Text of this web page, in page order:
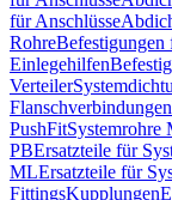
für Anschlüsse
RohreBefestigungen
Einlegehilfen
Verteiler
Flanschverbindungen
PushFitSystemrohre
PBErsatzteile für
MLErsatzteile für
FittingsKupplungen